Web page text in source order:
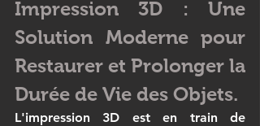
Impression 3D : Une
Solution Moderne pour
Restaurer et Prolonger la
Durée de Vie des Objets.
L'impression 3D est en train de